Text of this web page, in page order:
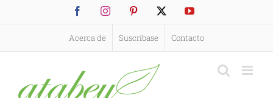
FacebookInstagramPinterest YouTube
Acerca de Suscríbase Contacto